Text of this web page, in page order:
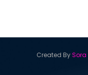
Created BySora